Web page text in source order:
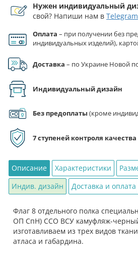
Флаг
8
отдельного
полка
назначения
ОП
ВСУ
черный
Нужен индивидуальный
свой? Напиши нам в Telegram
Оплата – при получении без
индивидуальных изделий),
Доставка – по Украине Новой
Индивидуальный дизайн
Без предоплаты (кроме
7 ступеней контроля качества
Описание Характеристики
Индив. дизайн
Доставка и оплата
Флаг 8 отдельного полка
ОП СпН) ССО ВСУ камуфляж-
изготавливаем из трех видов
атласа и габардина.